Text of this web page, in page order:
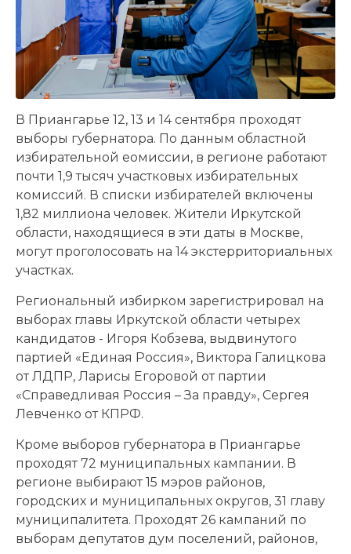
В Приангарье 12, 13 и 14 сентября проходят
выборы губернатора. По данным областной
избирательной еомиссии, в регионе работают
почти 1,9 тысяч участковых избирательных
комиссий. В списки избирателей включены
1,82 миллиона человек. Жители Иркутской
области, находящиеся в эти даты в Москве,
могут проголосовать на 14 экстерриториальных
участках.
Региональный избирком зарегистрировал на
выборах главы Иркутской области четырех
кандидатов - Игоря Кобзева, выдвинутого
партией «Единая Россия», Виктора Галицкова
от ЛДПР, Ларисы Егоровой от партии
«Справедливая Россия – За правду», Сергея
Левченко от КПРФ.
Кроме выборов губернатора в Приангарье
проходят 72 муниципальных кампании. В
регионе выбирают 15 мэров районов,
городских и муниципальных округов, 31 главу
муниципалитета. Проходят 26 кампаний по
выборам депутатов дум поселений, районов,